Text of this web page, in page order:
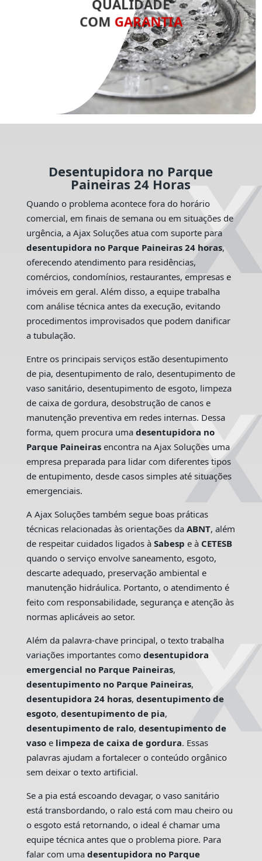
QUALIDADE
COM GARANTIA
Desentupidora no Parque
Paineiras 24 Horas
Quando o problema acontece fora do horário
comercial, em finais de semana ou em situações de
urgência, a Ajax Soluções atua com suporte para
desentupidora no Parque Paineiras 24 horas,
oferecendo atendimento para residências,
comércios, condomínios, restaurantes, empresas e
imóveis em geral. Além disso, a equipe trabalha
com análise técnica antes da execução, evitando
procedimentos improvisados que podem danificar
a tubulação.
Entre os principais serviços estão desentupimento
de pia, desentupimento de ralo, desentupimento de
vaso sanitário, desentupimento de esgoto, limpeza
de caixa de gordura, desobstrução de canos e
manutenção preventiva em redes internas. Dessa
forma, quem procura uma desentupidora no
Parque Paineirasencontra na Ajax Soluções uma
empresa preparada para lidar com diferentes tipos
de entupimento, desde casos simples até situações
emergenciais.
A Ajax Soluções também segue boas práticas
técnicas relacionadas às orientações da ABNT, além
de respeitar cuidados ligados à Sabesp e à CETESB
quando o serviço envolve saneamento, esgoto,
descarte adequado, preservação ambiental e
manutenção hidráulica. Portanto, o atendimento é
feito com responsabilidade, segurança e atenção às
normas aplicáveis ao setor.
Além da palavra-chave principal, o texto trabalha
variações importantes como desentupidora
emergencial no Parque Paineiras,
desentupimento no Parque Paineiras,
desentupidora 24 horas, desentupimento de
esgoto, desentupimento de pia,
desentupimento de ralo, desentupimento de
vasoe limpeza de caixa de gordura. Essas
palavras ajudam a fortalecer o conteúdo orgânico
sem deixar o texto artificial.
Se a pia está escoando devagar, o vaso sanitário
está transbordando, o ralo está com mau cheiro ou
o esgoto está retornando, o ideal é chamar uma
equipe técnica antes que o problema piore. Para
falar com uma desentupidora no Parque